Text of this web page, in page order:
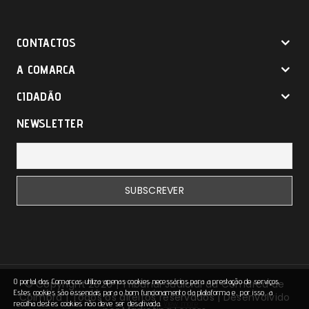
CONTACTOS
A COMARCA
CIDADÃO
NEWSLETTER
© Copyright 2026 | Tribunal Judicial da Comarca de
Coimbra | Todos os direitos reservados | Desenvolvido
O portal das Comarcas utiliza apenas cookies necessários para a prestação de serviços.
Estes cookies são essenciais para o bom funcionamento da plataforma e, por isso, a
recolha destes cookies não deve ser desativada. View more